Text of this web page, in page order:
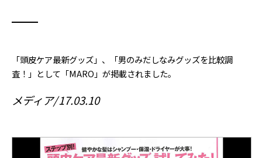
「頭皮ケア最新グッズ」、「男のみだしなみグッズを比較調
査！」として「MARO」が掲載されました。
メディア 17.03.10